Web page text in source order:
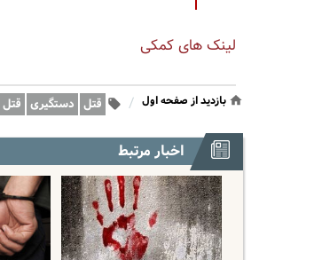
لینک های کمکی
بازدید از صفحه اول / قتل دستگیری
اخبار مرتبط